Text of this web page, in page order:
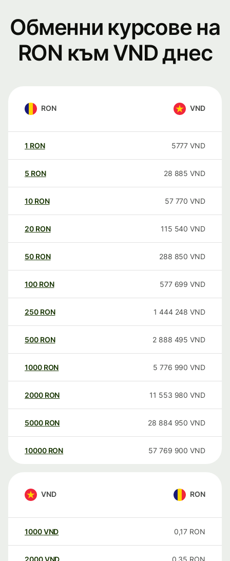
Обменни курсове на
RON към VND днес
RON VND
1 RON 5777 VND
5 RON 28 885 VND
10 RON 57 770 VND
20 RON 115 540 VND
50 RON 288 850 VND
100 RON 577 699 VND
250 RON 1 444 248 VND
500 RON 2 888 495 VND
1000 RON 5 776 990 VND
2000 RON 11 553 980 VND
5000 RON 28 884 950 VND
10000 RON 57 769 900 VND
VND RON
1000VND 0,17 RON